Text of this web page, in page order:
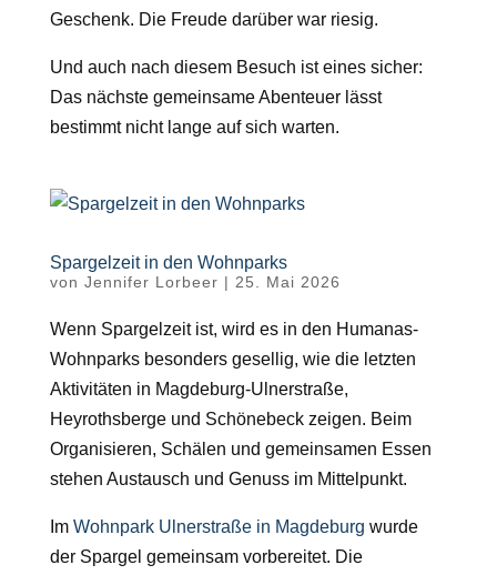
Geschenk. Die Freude darüber war riesig.
Und auch nach diesem Besuch ist eines sicher:
Das nächste gemeinsame Abenteuer lässt
bestimmt nicht lange auf sich warten.
Spargelzeit in den Wohnparks
von Jennifer Lorbeer | 25. Mai 2026
Wenn Spargelzeit ist, wird es in den Humanas-
Wohnparks besonders gesellig, wie die letzten
Aktivitäten in Magdeburg-Ulnerstraße,
Heyrothsberge und Schönebeck zeigen. Beim
Organisieren, Schälen und gemeinsamen Essen
stehen Austausch und Genuss im Mittelpunkt.
Im Wohnpark Ulnerstraße in Magdeburg wurde
der Spargel gemeinsam vorbereitet. Die